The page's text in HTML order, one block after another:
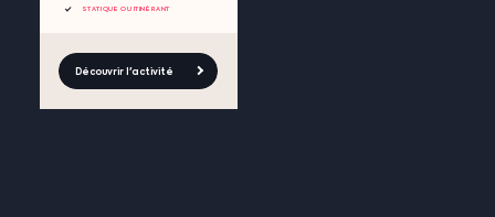
STATIQUE OU ITINÉRANT
Découvrir l'activité